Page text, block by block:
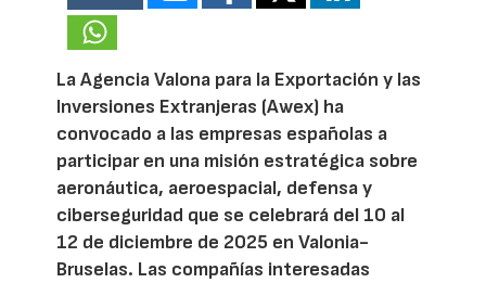
La Agencia Valona para la Exportación y las
Inversiones Extranjeras (Awex) ha
convocado a las empresas españolas a
participar en una misión estratégica sobre
aeronáutica, aeroespacial, defensa y
ciberseguridad que se celebrará del 10 al
12 de diciembre de 2025 en Valonia-
Bruselas. Las compañías interesadas